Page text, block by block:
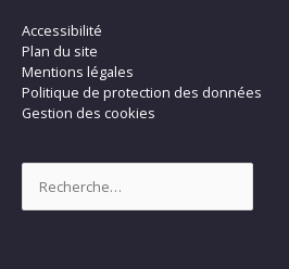
Accessibilité
Plan du site
Mentions légales
Politique de protection des données
Gestion des cookies